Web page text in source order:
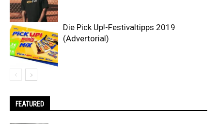
Die Pick Up!-Festivaltipps 2019
(Advertorial)
FEATURED